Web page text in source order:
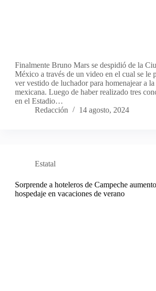
Finalmente Bruno Mars se despidió de la
México a través de un video en el cual se le
ver vestido de luchador para homenajear a
mexicana. Luego de haber realizado tres
en el Estadio…
Redacción
14 agosto, 2024
Estatal
Sorprende a hoteleros de Campeche
hospedaje en vacaciones de verano